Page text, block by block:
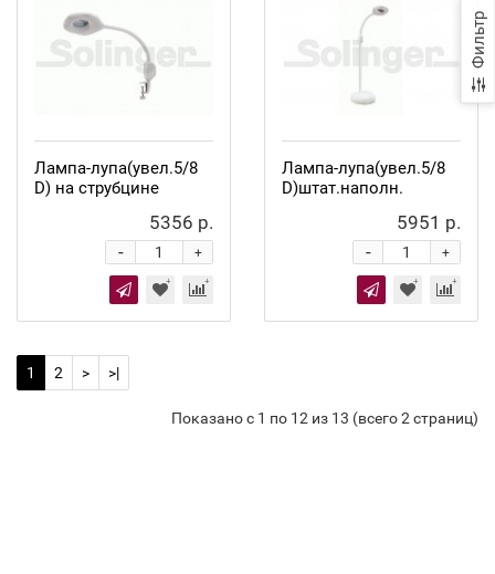
Фильтр
Лампа-лупа(увел.5/8
D) на струбцине
5356 р.
+
-
Лампа-лупа(увел.5/8
D)штат.наполн.
5951 р.
+
-
1 2 > >|
Показано с 1 по 12 из 13 (всего 2 страниц)